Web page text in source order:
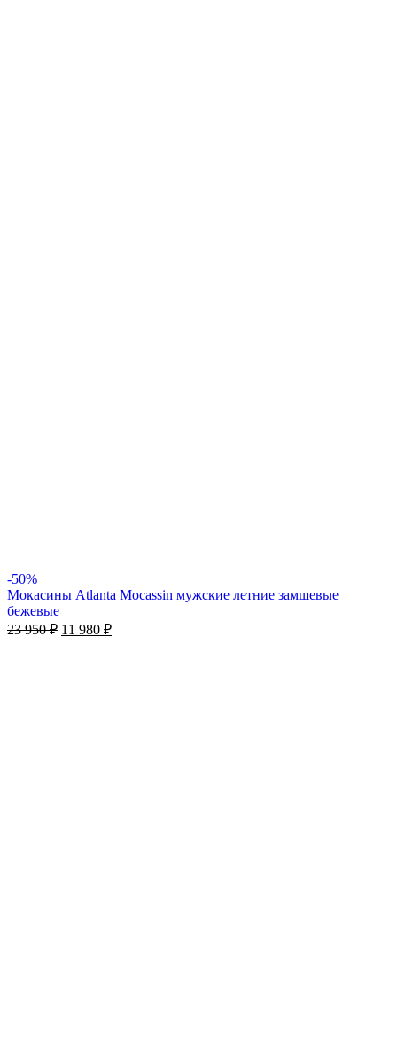
-50%
Мокасины Atlanta Mocassin мужские летние замшевые
бежевые
23 950₽ 11 980 ₽